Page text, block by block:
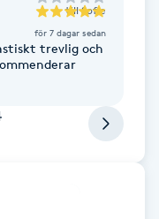
till Sofie
för 7 dagar sedan
trevlig och